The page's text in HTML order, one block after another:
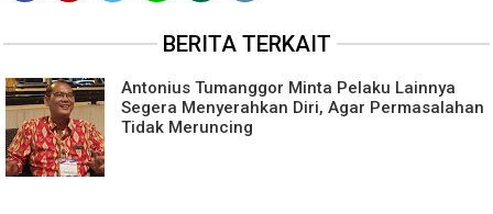
BERITA TERKAIT
Antonius Tumanggor Minta Pelaku Lainnya
Segera Menyerahkan Diri, Agar Permasalahan
Tidak Meruncing